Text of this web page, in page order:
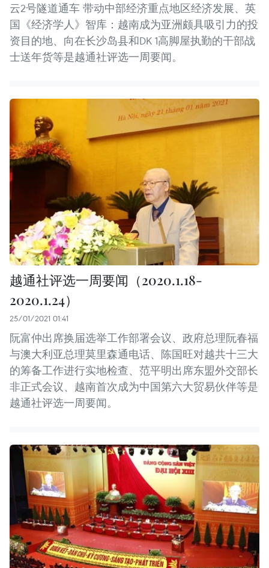
云2号隧道通车 带动中部经济重点地区经济发展、英
国《经济学人》智库：越南成为亚洲颇具吸引力的投
资目的地、向在长沙岛县和DK 1高脚屋执勤的干部战
士送年货等是越通社评选一周要闻。
越通社评选一周要闻（2020.1.18-
2020.1.24）
25/01/2021 01:41
阮富仲出席换届选举工作部署会议、政府总理阮春福
与澳大利亚总理莫里森通电话、陈国旺对越共十三大
的筹备工作进行实地检查、范平明出席东盟外交部长
非正式会议、越南首次成为中国第六大贸易伙伴等是
越通社评选一周要闻。